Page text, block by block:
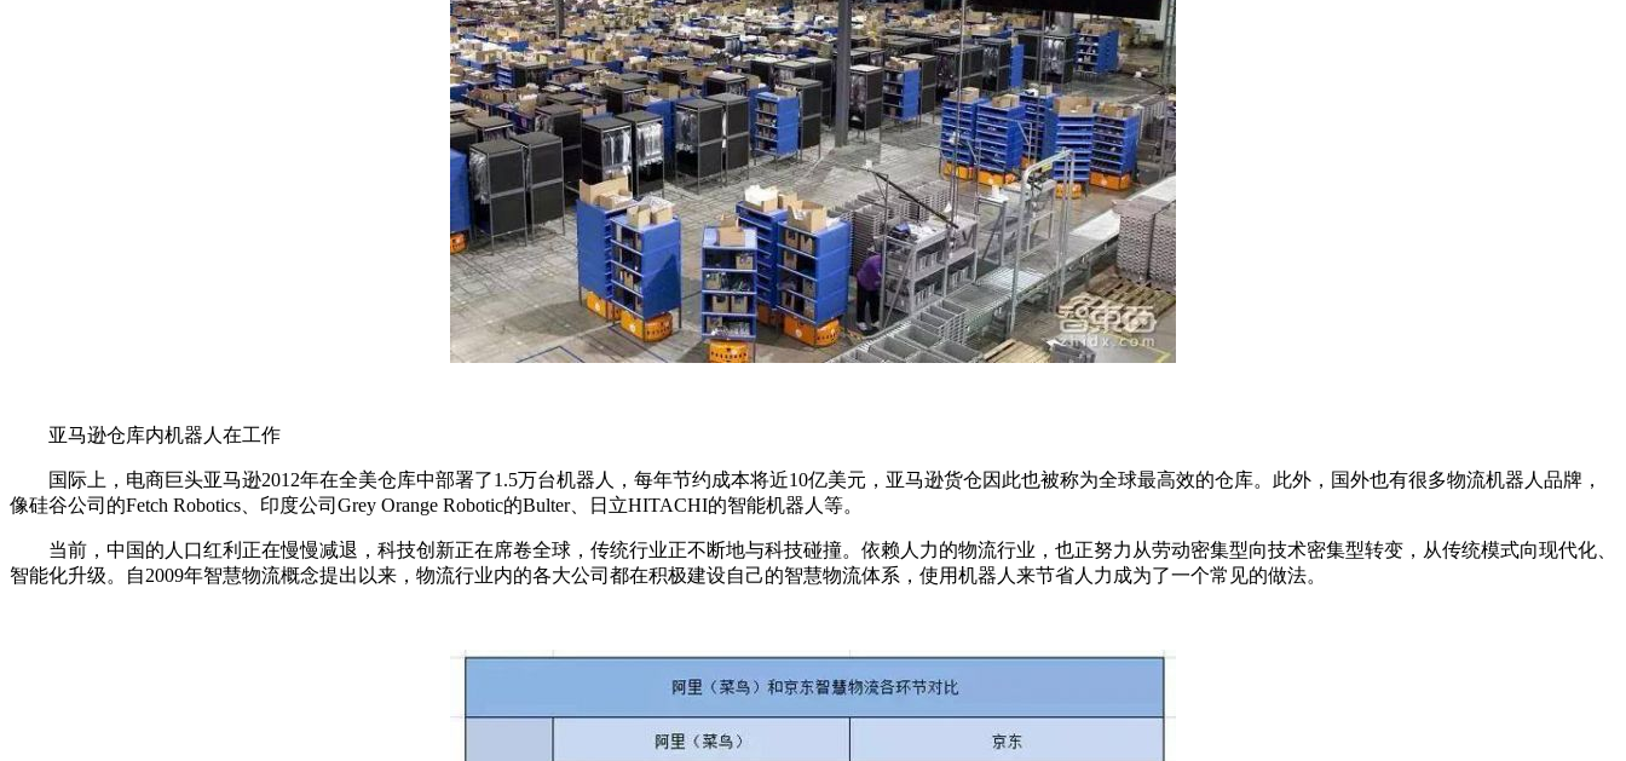
亚马逊仓库内机器人在工作
国际上，电商巨头亚马逊2012年在全美仓库中部署了1.5万台机器人，每年节约成本将近10亿美元，亚马逊货仓因此也被称为全球最高效的仓库。此外，国外也有很多物流机器人品牌，
像硅谷公司的Fetch Robotics、印度公司Grey Orange Robotic的Bulter、日立HITACHI的智能机器人等。
当前，中国的人口红利正在慢慢减退，科技创新正在席卷全球，传统行业正不断地与科技碰撞。依赖人力的物流行业，也正努力从劳动密集型向技术密集型转变，从传统模式向现代化、
智能化升级。自2009年智慧物流概念提出以来，物流行业内的各大公司都在积极建设自己的智慧物流体系，使用机器人来节省人力成为了一个常见的做法。